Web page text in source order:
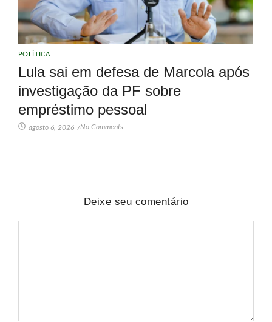
POLÍTICA
Lula sai em defesa de Marcola após
investigação da PF sobre
empréstimo pessoal
agosto 6, 2026 /No Comments
Deixe seu comentário